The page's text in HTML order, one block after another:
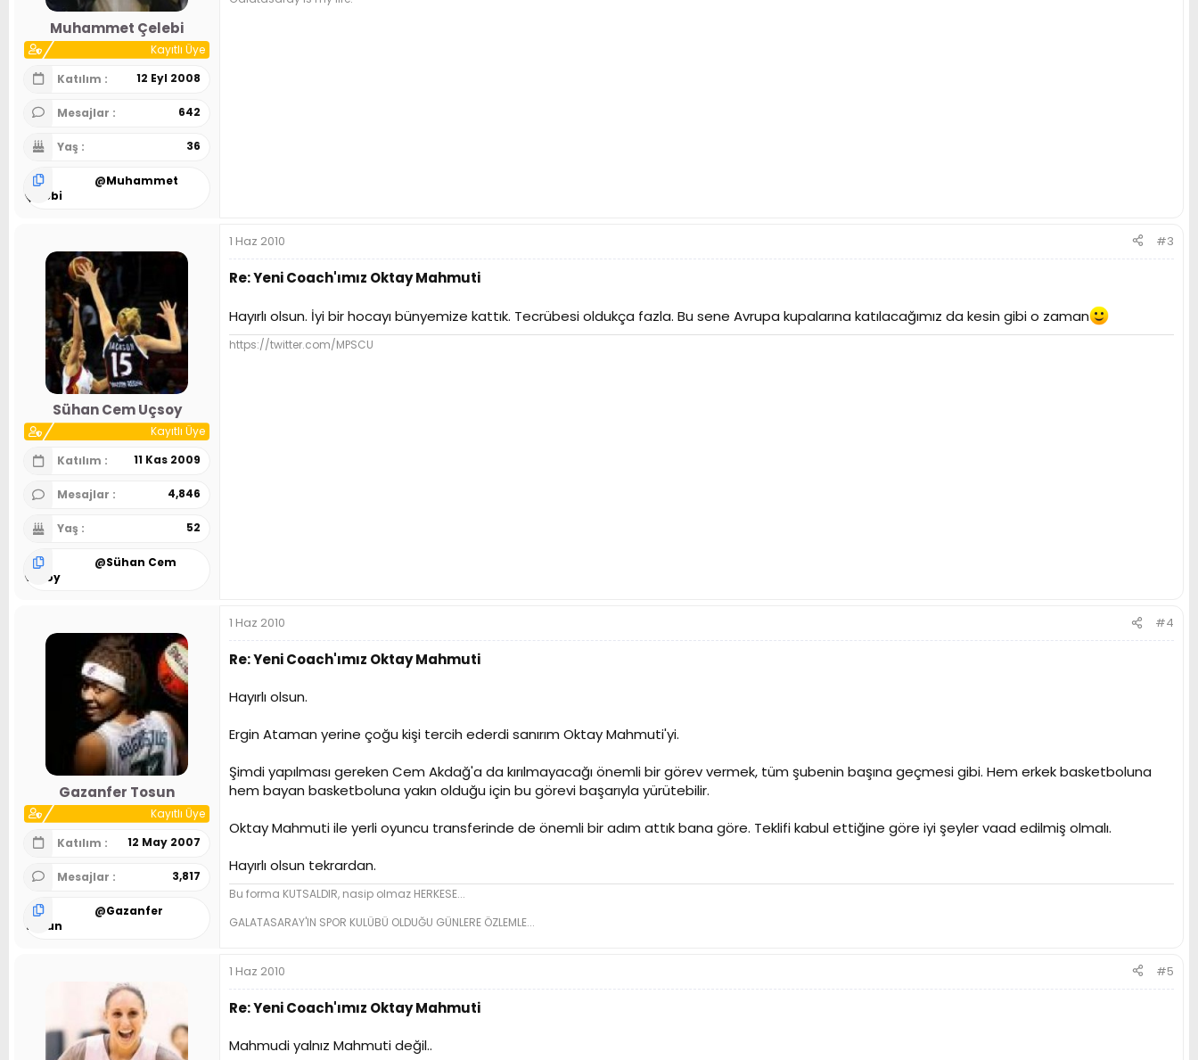
Muhammet Çelebi
Kayıtlı Üye
Katılım
12 Eyl 2008
Mesajlar 642
Yaş 36
@Muhammet
Çelebi
Sühan Cem Uçsoy
Kayıtlı Üye
Katılım
11 Kas 2009
Mesajlar 4,846
Yaş 52
@Sühan Cem
Uçsoy
1 Haz 2010 #3
Re: Yeni Coach'ımız Oktay Mahmuti
Hayırlı olsun. İyi bir hocayı bünyemize kattık. Tecrübesi oldukça fazla. Bu sene Avrupa kupalarına katılacağımız da kesin gibi o zaman
https://twitter.com/MPSCU
Gazanfer Tosun
Kayıtlı Üye
Katılım
12 May 2007
Mesajlar 3,817
@Gazanfer
Tosun
1 Haz 2010 #4
Re: Yeni Coach'ımız Oktay Mahmuti
Hayırlı olsun.
Ergin Ataman yerine çoğu kişi tercih ederdi sanırım Oktay Mahmuti'yi.
Şimdi yapılması gereken Cem Akdağ'a da kırılmayacağı önemli bir görev vermek, tüm şubenin başına geçmesi gibi. Hem erkek basketboluna
hem bayan basketboluna yakın olduğu için bu görevi başarıyla yürütebilir.
Oktay Mahmuti ile yerli oyuncu transferinde de önemli bir adım attık bana göre. Teklifi kabul ettiğine göre iyi şeyler vaad edilmiş olmalı.
Hayırlı olsun tekrardan.
Bu forma KUTSALDIR, nasip olmaz HERKESE...
GALATASARAY'IN SPOR KULÜBÜ OLDUĞU GÜNLERE ÖZLEMLE...
1 Haz 2010 #5
Re: Yeni Coach'ımız Oktay Mahmuti
Mahmudi yalnız Mahmuti değil..